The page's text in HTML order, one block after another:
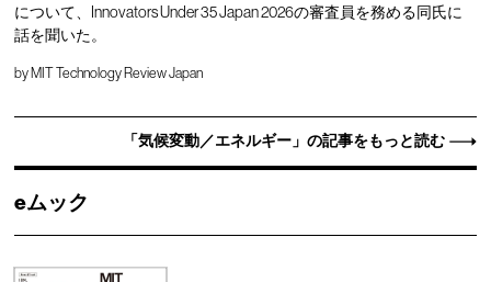
について、Innovators Under 35 Japan 2026の審査員を務める同氏に
話を聞いた。
by MIT Technology Review Japan
「気候変動／エネルギー」の記事をもっと読む
eムック